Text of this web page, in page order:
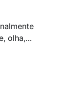
olha,